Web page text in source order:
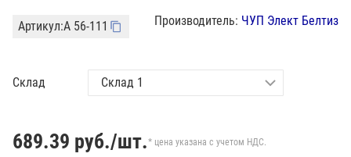
Артикул:А 56-111 Производитель: ЧУП Элект Белтиз
Склад
689.39 руб./шт.* цена указана с учетом НДС.